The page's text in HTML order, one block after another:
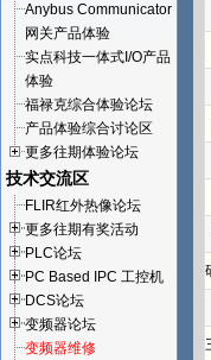
Anybus Communicator
网关产品体验
实点科技一体式I/O产品
体验
福禄克综合体验论坛
产品体验综合讨论区
更多往期体验论坛
技术交流区
FLIR红外热像论坛
更多往期有奖活动
PLC论坛
PC Based IPC 工控机
DCS论坛
变频器论坛
变频器维修